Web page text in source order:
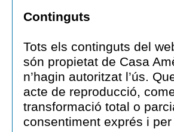
Continguts
Tots els continguts del
són propietat de Casa
n’hagin autoritzat l’ús.
acte de reproducció,
transformació total o
consentiment exprés i